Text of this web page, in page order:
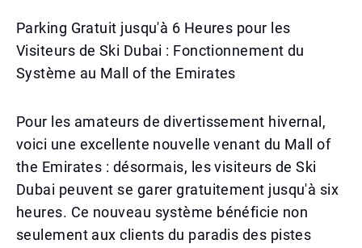
Parking Gratuit jusqu'à 6 Heures pour les
Visiteurs de Ski Dubai : Fonctionnement du
Système au Mall of the Emirates
Pour les amateurs de divertissement hivernal,
voici une excellente nouvelle venant du Mall of
the Emirates : désormais, les visiteurs de Ski
Dubai peuvent se garer gratuitement jusqu'à six
heures. Ce nouveau système bénéficie non
seulement aux clients du paradis des pistes